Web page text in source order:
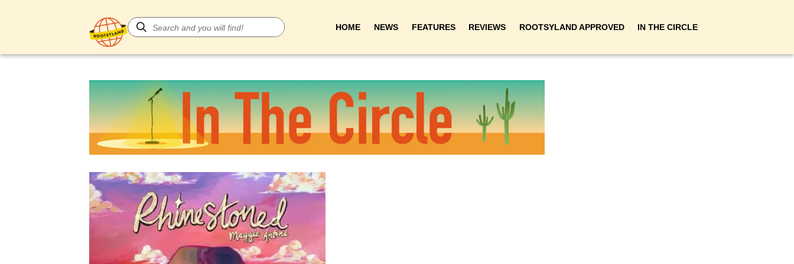
HOME NEWS FEATURES REVIEWS ROOTSYLAND APPROVED IN THE CIRCLE